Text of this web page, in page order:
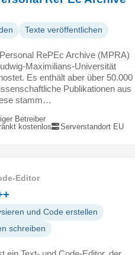
Texte veröffentlichen
RePEc Archive (MPRA)
Maximilians-Universität
Es enthält aber über 50.000
Publikationen aus
stamm…
Betreiber
kostenlos
Serverstandort EU
Editor
und Code erstellen
schreiben